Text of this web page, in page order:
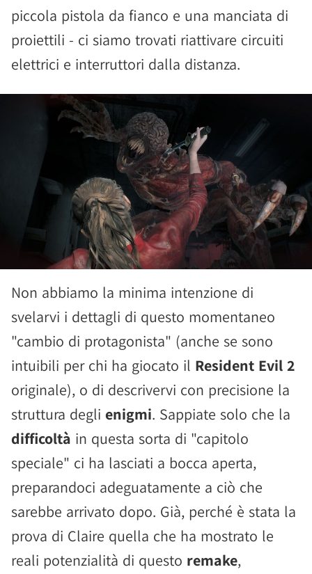
piccola pistola da fianco e una manciata di
proiettili - ci siamo trovati riattivare circuiti
elettrici e interruttori dalla distanza.
Non abbiamo la minima intenzione di
svelarvi i dettagli di questo momentaneo
"cambio di protagonista" (anche se sono
intuibili per chi ha giocato il Resident Evil 2
originale), o di descrivervi con precisione la
struttura degli enigmi. Sappiate solo che la
difficoltà in questa sorta di "capitolo
speciale" ci ha lasciati a bocca aperta,
preparandoci adeguatamente a ciò che
sarebbe arrivato dopo. Già, perché è stata la
prova di Claire quella che ha mostrato le
reali potenzialità di questo remake,